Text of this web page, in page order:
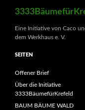
Eine Initiative von Caco
dem Werkhaus e. V.
SEITEN
Offener Brief
Über die Initiative
3333BäumefürKrefeld
BAUM BÄUME WALD